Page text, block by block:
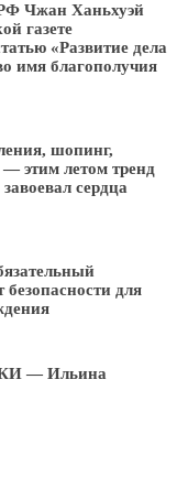
Чжан Ханьхуэй
газете
«Развитие дела
имя благополучия
шопинг,
— этим летом тренд
сердца
для
— Ильина